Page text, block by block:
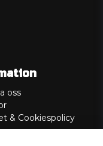
oss
& Cookiespolicy